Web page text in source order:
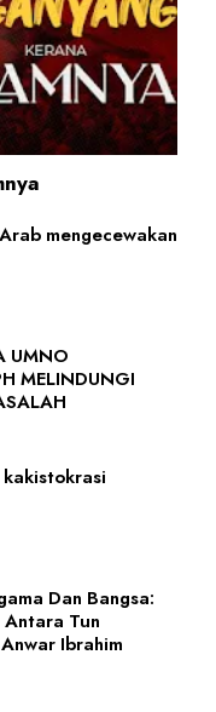
mengecewakan
UMNO
MELINDUNGI
Dan Bangsa:
Tun
Ibrahim